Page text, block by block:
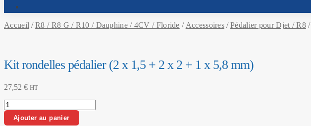
Accueil /R8 / R8 G / R10 / Dauphine / 4CV / Floride / Accessoires /Pédalier pour Djet / R8/
Kit rondelles pédalier (2 x 1,5 + 2 x 2 + 1 x 5,8 mm)
27,52 € HT
quantité
de
Kit Ajouter au panier